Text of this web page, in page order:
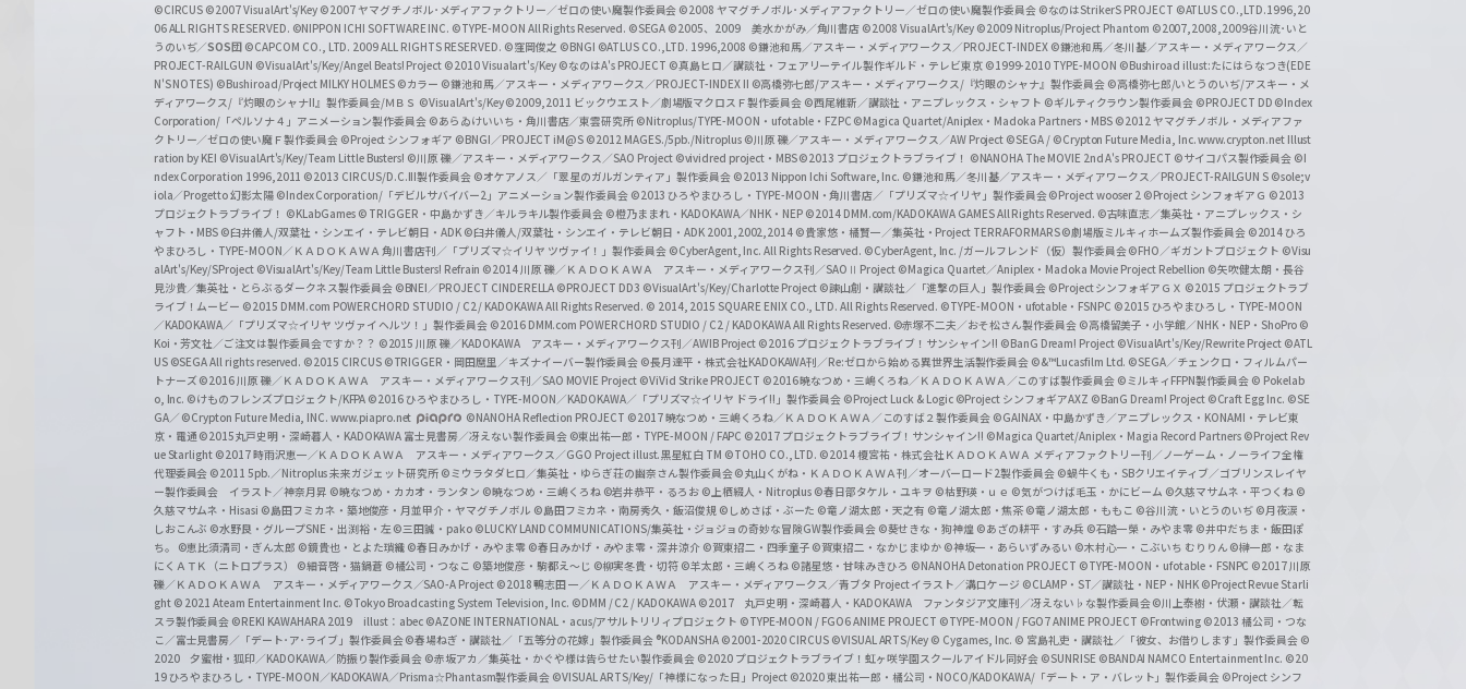
c
h
w
a
r
z
b
e
O
f
f
i
c
i
a
l
C
h
a
n
n
e
l
©CIRCUS ©2007 VisualArt's/Key ©2007 ヤマグチノボル･メディアファクトリー／ゼロの使い魔製作委員会 ©2008 ヤマグチノボル･メディアファクトリー／ゼロの使い魔製作委員会 ©なのはStrikerS PROJECT ©ATLUS CO.,LTD.1996,20
06 ALL RIGHTS RESERVED. ©NIPPON ICHI SOFTWARE INC. ©TYPE-MOON All Rights Reserved. ©SEGA ©2005、2009 美水かがみ／角川書店 ©2008 VisualArt's/Key ©2009 Nitroplus/Project Phantom ©2007,2008,2009谷川流･いと
うのいぢ／SOS団 ©CAPCOM CO., LTD. 2009 ALL RIGHTS RESERVED. ©窪岡俊之 ©BNGI ©ATLUS CO.,LTD. 1996,2008 ©鎌池和馬／アスキー・メディアワークス／PROJECT-INDEX ©鎌池和馬／冬川基／アスキー・メディアワークス／
PROJECT-RAILGUN ©VisualArt's/Key/Angel Beats! Project ©2010 Visualart's/Key ©なのはA's PROJECT ©真島ヒロ／講談社・フェアリーテイル製作ギルド・テレビ東京 ©1999-2010 TYPE-MOON ©Bushiroad illust:たにはらなつき(EDE
N'S NOTES) ©Bushiroad/Project MILKY HOLMES ©カラー ©鎌池和馬／アスキー・メディアワークス／PROJECT-INDEX II ©高橋弥七郎/アスキー・メディアワークス/『灼眼のシャナ』製作委員会 ©高橋弥七郎/いとうのいぢ/アスキー・メ
ディアワークス/『灼眼のシャナII』製作委員会/ＭＢＳ ©VisualArt's/Key©2009,2011 ビックウエスト／劇場版マクロスＦ製作委員会 ©西尾維新／講談社・アニプレックス・シャフト ©ギルティクラウン製作委員会 ©PROJECT DD ©Index
Corporation/「ペルソナ４」アニメーション製作委員会 ©あらゐけいいち・角川書店／東雲研究所 ©Nitroplus/TYPE-MOON・ufotable・FZPC ©Magica Quartet/Aniplex・Madoka Partners・MBS ©2012 ヤマグチノボル・メディアファ
クトリー／ゼロの使い魔Ｆ製作委員会 ©Project シンフォギア ©BNGI／PROJECT iM@S ©2012 MAGES./5pb./Nitroplus ©川原 礫／アスキー・メディアワークス／AW Project ©SEGA / ©Crypton Future Media, Inc. www.crypton.net Illust
ration by KEI ©VisualArt's/Key/Team Little Busters! ©川原 礫／アスキー・メディアワークス／SAO Project ©vividred project・MBS ©2013 プロジェクトラブライブ！ ©NANOHA The MOVIE 2nd A's PROJECT ©サイコパス製作委員会 ©I
ndex Corporation 1996,2011 ©2013 CIRCUS/D.C.III製作委員会 ©オケアノス／「翠星のガルガンティア」製作委員会 ©2013 Nippon Ichi Software, Inc. ©鎌池和馬／冬川基／アスキー・メディアワークス／PROJECT-RAILGUN S ©sole;v
iola／Progetto 幻影太陽 ©Index Corporation/「デビルサバイバー2」アニメーション製作委員会 ©2013 ひろやまひろし・TYPE-MOON・角川書店／「プリズマ☆イリヤ」製作委員会©Project wooser 2 ©Project シンフォギアＧ ©2013
プロジェクトラブライブ！ ©KLabGames © TRIGGER・中島かずき／キルラキル製作委員会 ©橙乃ままれ・KADOKAWA／NHK・NEP ©2014 DMM.com/KADOKAWA GAMES All Rights Reserved. ©古味直志／集英社・アニプレックス・シ
ャフト・MBS ©臼井儀人/双葉社・シンエイ・テレビ朝日・ADK ©臼井儀人/双葉社・シンエイ・テレビ朝日・ADK 2001,2002,2014 ©貴家悠・橘賢一／集英社・Project TERRAFORMARS©劇場版ミルキィホームズ製作委員会 ©2014 ひろ
やまひろし・TYPE-MOON／ＫＡＤＯＫＡＷＡ 角川書店刊／「プリズマ☆イリヤ ツヴァイ！」製作委員会 ©CyberAgent, Inc. All Rights Reserved. ©CyberAgent, Inc. /ガールフレンド（仮）製作委員会©FHO／ギガントプロジェクト ©Visu
alArt's/Key/SProject ©VisualArt's/Key/Team Little Busters! Refrain ©2014 川原 礫／ＫＡＤＯＫＡＷＡ アスキー・メディアワークス刊／SAOⅡ Project ©Magica Quartet／Aniplex・Madoka Movie Project Rebellion ©矢吹健太朗・長谷
見沙貴／集英社・とらぶるダークネス製作委員会 ©BNEI／PROJECT CINDERELLA ©PROJECT DD3 ©VisualArt's/Key/Charlotte Project ©諫山創・講談社／「進撃の巨人」製作委員会 ©Project シンフォギアＧＸ ©2015 プロジェクトラブ
ライブ！ムービー ©2015 DMM.com POWERCHORD STUDIO / C2 / KADOKAWA All Rights Reserved. © 2014, 2015 SQUARE ENIX CO., LTD. All Rights Reserved. ©TYPE-MOON・ufotable・FSNPC ©2015 ひろやまひろし・TYPE-MOON
／KADOKAWA／「プリズマ☆イリヤ ツヴァイ ヘルツ！」製作委員会 ©2016 DMM.com POWERCHORD STUDIO / C2 / KADOKAWA All Rights Reserved. ©赤塚不二夫／おそ松さん製作委員会 ©高橋留美子・小学館／NHK・NEP・ShoPro ©
Koi・芳文社／ご注文は製作委員会ですか？？ ©2015 川原 礫／KADOKAWA アスキー・メディアワークス刊／AWIB Project ©2016 プロジェクトラブライブ！サンシャイン!! ©BanG Dream! Project ©VisualArt's/Key/Rewrite Project ©ATL
US ©SEGA All rights reserved. ©2015 CIRCUS ©TRIGGER・岡田麿里／キズナイーバー製作委員会 ©長月達平・株式会社KADOKAWA刊／Re:ゼロから始める異世界生活製作委員会 ©&™Lucasfilm Ltd. ©SEGA／チェンクロ・フィルムパー
トナーズ©2016 川原 礫／ＫＡＤＯＫＡＷＡ アスキー・メディアワークス刊／SAO MOVIE Project ©ViVid Strike PROJECT ©2016 暁なつめ・三嶋くろね／ＫＡＤＯＫＡＷＡ／このすば製作委員会 ©ミルキィFFPN製作委員会 © Pokelab
o, Inc. ©けものフレンズプロジェクト/KFPA ©2016 ひろやまひろし・TYPE-MOON／KADOKAWA／「プリズマ☆イリヤ ドライ!!」製作委員会 ©Project Luck & Logic ©Project シンフォギアAXZ ©BanG Dream! Project ©Craft Egg Inc. ©SE
GA／ ©Crypton Future Media, INC. www.piapro.net
©NANOHA Reflection PROJECT ©2017 暁なつめ・三嶋くろね／ＫＡＤＯＫＡＷＡ／このすば２製作委員会 ©GAINAX・中島かずき／アニプレックス・KONAMI・テレビ東
京・電通 ©2015丸戸史明・深崎暮人・KADOKAWA 富士見書房／冴えない製作委員会 ©東出祐一郎・TYPE-MOON / FAPC ©2017 プロジェクトラブライブ！サンシャイン!! ©Magica Quartet/Aniplex・Magia Record Partners ©Project Rev
ue Starlight ©2017 時雨沢恵一／ＫＡＤＯＫＡＷＡ アスキー・メディアワークス／GGO Project illust.黒星紅白 TM ©TOHO CO., LTD. ©2014 榎宮祐・株式会社ＫＡＤＯＫＡＷＡ メディアファクトリー刊／ノーゲーム・ノーライフ全権
代理委員会 ©2011 5pb.／Nitroplus 未来ガジェット研究所 ©ミウラタダヒロ／集英社・ゆらぎ荘の幽奈さん製作委員会©丸山くがね・ＫＡＤＯＫＡＷＡ刊／オーバーロード2製作委員会 ©蝸牛くも・SBクリエイティブ／ゴブリンスレイヤ
ー製作委員会 イラスト／神奈月昇 ©暁なつめ・カカオ・ランタン ©暁なつめ・三嶋くろね ©岩井恭平・るろお ©上栖綴人・Nitroplus ©春日部タケル・ユキヲ ©枯野瑛・ｕｅ ©気がつけば毛玉・かにビーム ©久慈マサムネ・平つくね ©
久慈マサムネ・Hisasi ©島田フミカネ・築地俊彦・月並甲介・ヤマグチノボル ©島田フミカネ・南房秀久・飯沼俊規 ©しめさば・ぶーた ©竜ノ湖太郎・天之有 ©竜ノ湖太郎・焦茶 ©竜ノ湖太郎・ももこ ©谷川流・いとうのいぢ ©月夜涙・
しおこんぶ ©水野良・グループSNE・出渕裕・左 ©三田誠・pako ©LUCKY LAND COMMUNICATIONS/集英社・ジョジョの奇妙な冒険GW製作委員会 ©葵せきな・狗神煌 ©あざの耕平・すみ兵 ©石踏一榮・みやま零 ©井中だちま・飯田ぽ
ち。
©恵比須清司・ぎん太郎 ©鏡貴也・とよた瑣織 ©春日みかげ・みやま零 ©春日みかげ・みやま零・深井涼介 ©賀東招二・四季童子 ©賀東招二・なかじまゆか ©神坂一・あらいずみるい ©木村心一・こぶいち むりりん ©榊一郎・なま
にくＡＴＫ（ニトロプラス） ©細音啓・猫鍋蒼 ©橘公司・つなこ ©築地俊彦・駒都え～じ ©柳実冬貴・切符 ©羊太郎・三嶋くろね ©諸星悠・甘味みきひろ ©NANOHA Detonation PROJECT ©TYPE-MOON・ufotable・FSNPC ©2017 川原
礫／ＫＡＤＯＫＡＷＡ アスキー・メディアワークス／SAO-A Project ©2018 鴨志田 一／ＫＡＤＯＫＡＷＡ アスキー・メディアワークス／青ブタ Project イラスト／溝口ケージ ©CLAMP・ST／講談社・NEP・NHK ©Project Revue Starli
ght © 2021 Ateam Entertainment Inc. ©Tokyo Broadcasting System Television, Inc. ©DMM / C2 / KADOKAWA ©2017 丸戸史明・深崎暮人・KADOKAWA ファンタジア文庫刊／冴えない♭な製作委員会©川上泰樹・伏瀬・講談社／転
スラ製作委員会 ©REKI KAWAHARA 2019 illust：abec ©AZONE INTERNATIONAL・acus/アサルトリリィプロジェクト ©TYPE-MOON / FGO6 ANIME PROJECT ©TYPE-MOON / FGO7 ANIME PROJECT ©Frontwing ©2013 橘公司・つな
こ／富士見書房／「デート･ア･ライブ」製作委員会©春場ねぎ・講談社／「五等分の花嫁」製作委員会 ®KODANSHA ©2001-2020 CIRCUS ©VISUAL ARTS/Key © Cygames, Inc. © 宮島礼吏・講談社／「彼女、お借りします」製作委員会 ©
2020 夕蜜柑・狐印／KADOKAWA／防振り製作委員会 ©赤坂アカ／集英社・かぐや様は告らせたい製作委員会 ©2020 プロジェクトラブライブ！虹ヶ咲学園スクールアイドル同好会 ©SUNRISE ©BANDAI NAMCO Entertainment Inc. ©20
19 ひろやまひろし・TYPE-MOON／KADOKAWA／Prisma☆Phantasm製作委員会 ©VISUAL ARTS/Key/「神様になった日」Project ©2020 東出祐一郎・橘公司・NOCO/KADOKAWA/「デート・ア・バレット」製作委員会 ©Project シンフ